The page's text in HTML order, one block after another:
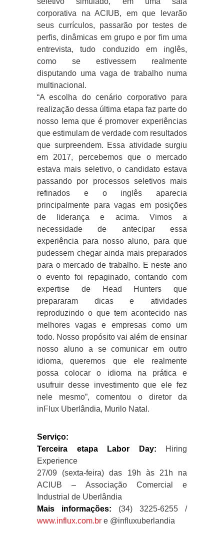
corporativa na ACIUB, em que levarão
seus currículos, passarão por testes de
perfis, dinâmicas em grupo e por fim uma
entrevista, tudo conduzido em inglês,
como se estivessem realmente
disputando uma vaga de trabalho numa
multinacional.
“A escolha do cenário corporativo para
realização dessa última etapa faz parte do
nosso lema que é promover experiências
que estimulam de verdade com resultados
que surpreendem. Essa atividade surgiu
em 2017, percebemos que o mercado
estava mais seletivo, o candidato estava
passando por processos seletivos mais
refinados e o inglês aparecia
principalmente para vagas em posições
de liderança e acima. Vimos a
necessidade de antecipar essa
experiência para nosso aluno, para que
pudessem chegar ainda mais preparados
para o mercado de trabalho. E neste ano
o evento foi repaginado, contando com
expertise de Head Hunters que
prepararam dicas e atividades
reproduzindo o que tem acontecido nas
melhores vagas e empresas como um
todo. Nosso propósito vai além de ensinar
nosso aluno a se comunicar em outro
idioma, queremos que ele realmente
possa colocar o idioma na prática e
usufruir desse investimento que ele fez
nele mesmo”, comentou o diretor da
inFlux Uberlândia, Murilo Natal.
Serviço:
Terceira etapa Labor Day: Hiring
Experience
27/09 (sexta-feira) das 19h às 21h na
ACIUB – Associação Comercial e
Industrial de Uberlândia
Mais informações: (34) 3225-6255 /
www.influx.com.br e @influxuberlandia